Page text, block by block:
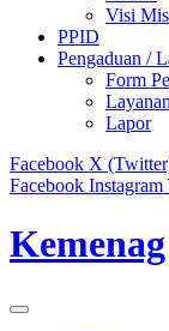
Visi
PPID
Pengaduan /
Form
Lapor
Facebook X
Facebook Instagram